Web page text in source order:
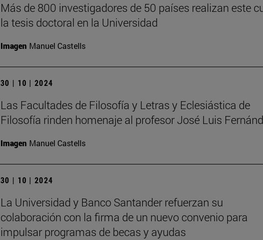
Más de 800 investigadores de 50 países realizan este
la tesis doctoral en la Universidad
Imagen Manuel Castells
30 | 10 | 2024
Las Facultades de Filosofía y Letras y Eclesiástica de
Filosofía rinden homenaje al profesor José Luis
Imagen Manuel Castells
30 | 10 | 2024
La Universidad y Banco Santander refuerzan su
colaboración con la firma de un nuevo convenio para
impulsar programas de becas y ayudas